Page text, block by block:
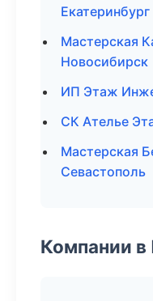
Екатеринбург
Мастерская
Новосибирск
ИП Этаж
СК Ателье
Мастерская
Севастополь
Компании